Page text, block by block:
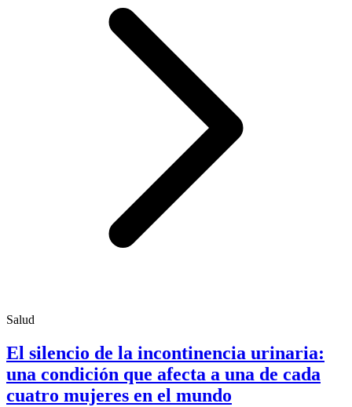
Salud
El silencio de la incontinencia urinaria:
una condición que afecta a una de cada
cuatro mujeres en el mundo